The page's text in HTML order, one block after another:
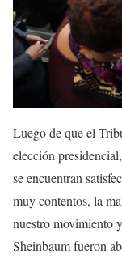
Luego de que el
elección
se encuentran
muy contentos, la
nuestro movimiento
Sheinbaum fueron